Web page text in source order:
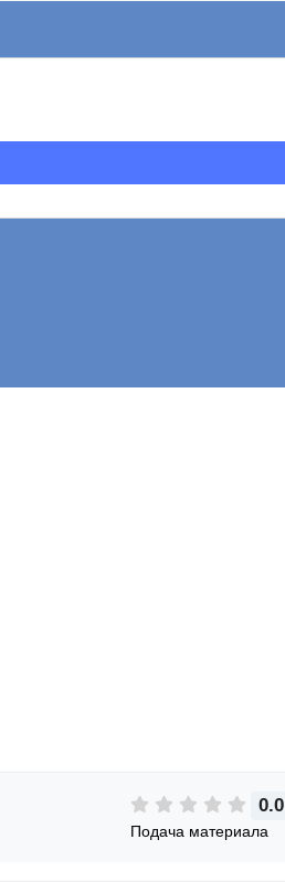
0.0
Подача материала